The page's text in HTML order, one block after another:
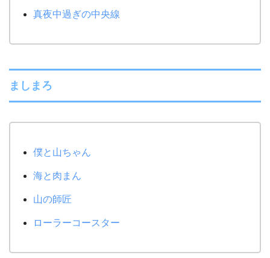
真夜中過ぎの中央線
ましまろ
僕と山ちゃん
海と肉まん
山の師匠
ローラーコースター